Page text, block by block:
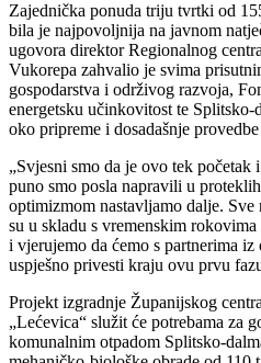
Zajednička ponuda triju tvrtki od
bila je najpovoljnija na javnom
ugovora direktor Regionalnog
Vukorepa zahvalio je svima
gospodarstva i održivog razvoja,
energetsku učinkovitost te
oko pripreme i dosadašnje
„Svjesni smo da je ovo tek početak
puno smo posla napravili u
optimizmom nastavljamo dalje.
su u skladu s vremenskim
i vjerujemo da ćemo s partnerima
uspješno privesti kraju ovu prvu
Projekt izgradnje Županijskog
„Lećevica“ služit će potrebama za
komunalnim otpadom Splitsko-